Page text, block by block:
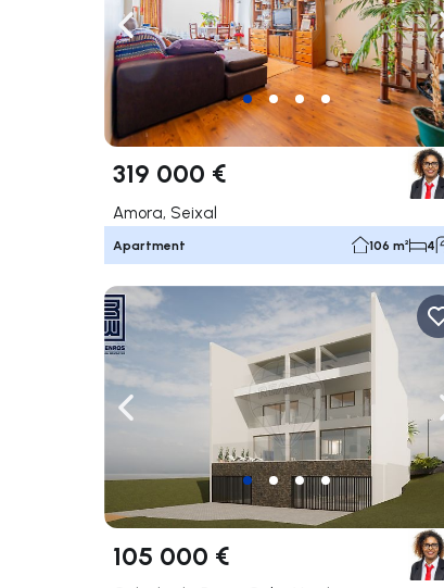
Navigate left
319 000 €
Amora, Seixal
Apartment 106 m² 4
Navigate left
105 000 €